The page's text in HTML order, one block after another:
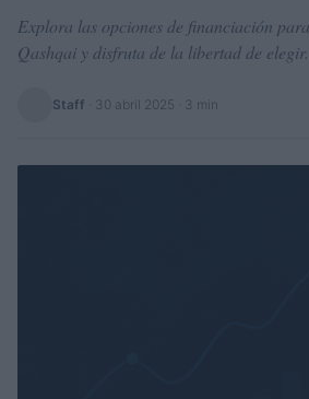
Explora las opciones de financiación
Qashqai y disfruta de la libertad de elegir.
Staff 30 abril 2025 · 3 min